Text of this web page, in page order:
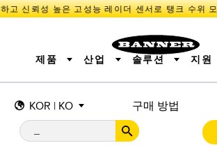
신뢰성 높은 고성능 레이더 센서로 탱크 수위 모
KOR | KO 구매 방법
제품
센서 측정 솔루션
조명 및 표시
기계 안전
산업용 무선
산업 솔루션
IIOT 및 스마트 팩토리
스마트 센
장비 보호
PICK-TO-LIGHT
지원